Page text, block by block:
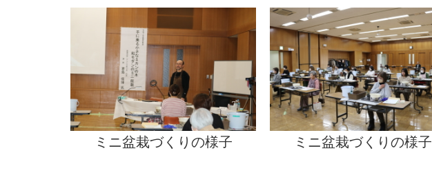
ミニ盆栽づくりの様子 ミニ盆栽づくりの様子